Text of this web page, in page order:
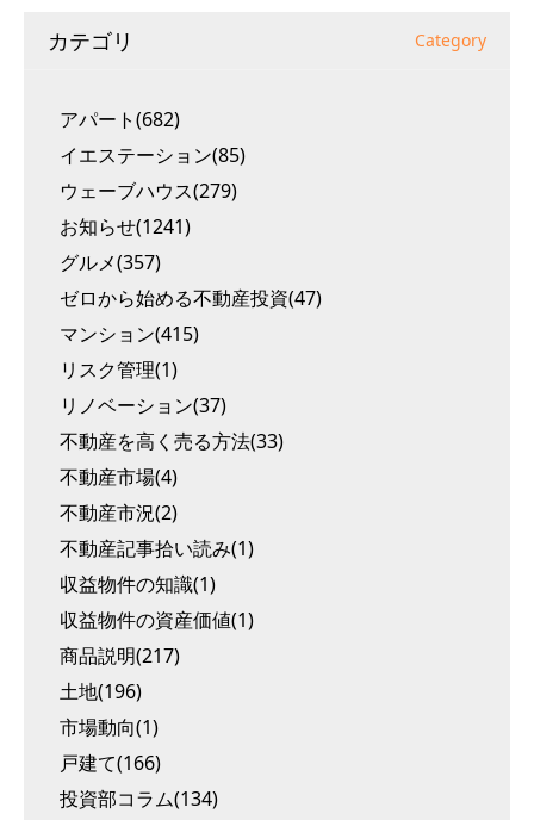
カテゴリ Category
アパート(682)
イエステーション(85)
ウェーブハウス(279)
お知らせ(1241)
グルメ(357)
ゼロから始める不動産投資(47)
マンション(415)
リスク管理(1)
リノベーション(37)
不動産を高く売る方法(33)
不動産市場(4)
不動産市況(2)
不動産記事拾い読み(1)
収益物件の知識(1)
収益物件の資産価値(1)
商品説明(217)
土地(196)
市場動向(1)
戸建て(166)
投資部コラム(134)